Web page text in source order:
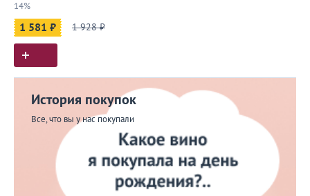
14%
1 581 ₽ 1 928 ₽
История покупок
Все, что вы у нас покупали